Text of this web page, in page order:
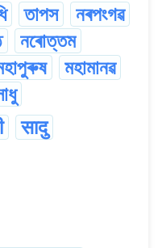
তাপস
নৰপংগৱ
নৰোত্তম
মহামানৱ
सादु